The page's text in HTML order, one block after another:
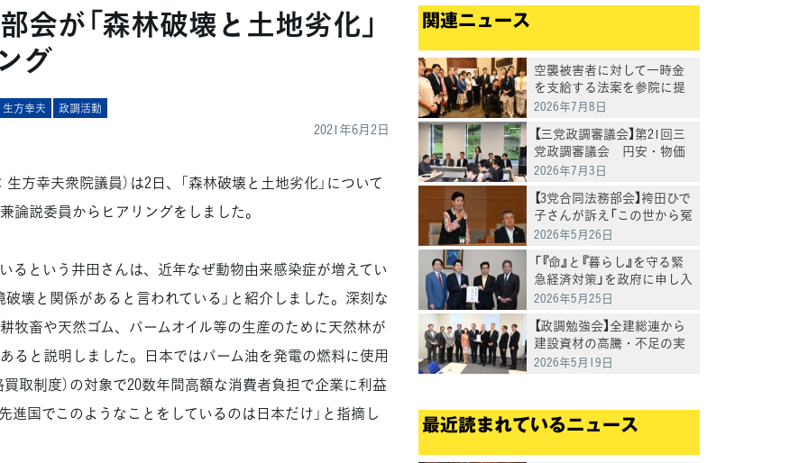
会が「森林破壊と土地劣化」
グ
生方幸夫 政調活動
2021年6月2日
幸夫衆院議員）は2日、「森林破壊と土地劣化」について
論説委員からヒアリングをしました。
という井田さんは、近年なぜ動物由来感染症が増えてい
壊と関係があると言われている」と紹介しました。深刻な
牧畜や天然ゴム、パームオイル等の生産のために天然林が
ると説明しました。日本ではパーム油を発電の燃料に使用
買取制度）の対象で20数年間高額な消費者負担で企業に利益
進国でこのようなことをしているのは日本だけ」と指摘し
関連ニュース
空襲被害者に対して一時金
を支給する法案を参院に提
出
2026年7月8日
【三党政調審議会】第21回三
党政調審議会 円安・物価
高に危機感「政府与党は集中
永政調会長
2026年7月3日
【3党合同法務部会】袴田ひで
子さんが訴え「この世から冤
罪をなくすことにつながる
についてヒアリング
2026年5月26日
「『命』と『暮らし』を守る緊
急経済対策」を政府に申し入
れ
2026年5月25日
【政調勉強会】全建総連から
建設資材の高騰・不足の実
態を聴取 86%の事業者が
2026年5月19日
最近読まれているニュース